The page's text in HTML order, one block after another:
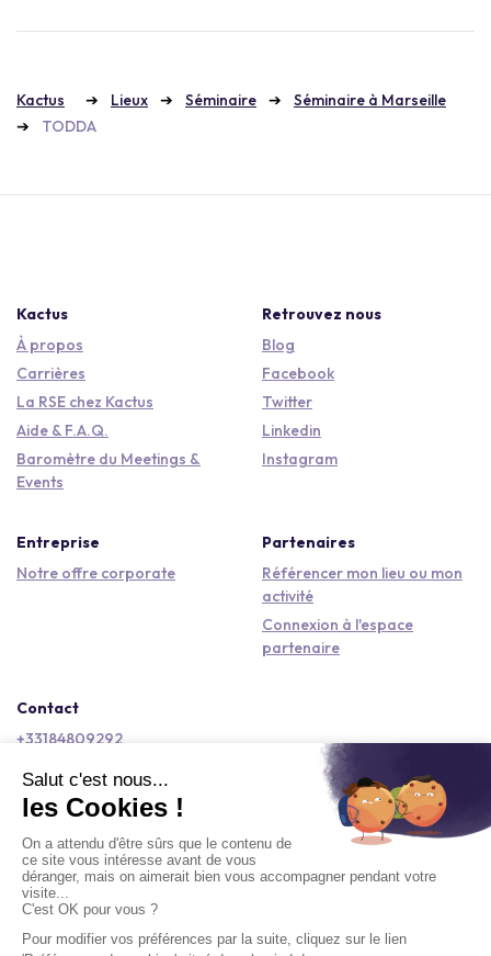
Kactus Lieux Séminaire
Séminaire à Marseille
TODDA
Kactus
À propos
Carrières
La RSE chez Kactus
Aide & F.A.Q.
Baromètre du Meetings &
Events
Retrouvez nous
Blog
Facebook
Twitter
Linkedin
Instagram
Entreprise
Notre offre corporate
Partenaires
Référencer mon lieu ou mon
activité
Connexion à l'espace
partenaire
Contact
+33184809292
Copyright © 2026 Kactus Tous droits réservés
Conditions générales d'utilisation
Mentions légales
Signaler un contenu